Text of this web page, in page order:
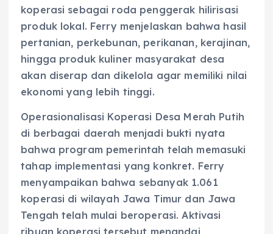
koperasi sebagai roda penggerak hilirisasi
produk lokal. Ferry menjelaskan bahwa hasil
pertanian, perkebunan, perikanan, kerajinan,
hingga produk kuliner masyarakat desa
akan diserap dan dikelola agar memiliki nilai
ekonomi yang lebih tinggi.
Operasionalisasi Koperasi Desa Merah Putih
di berbagai daerah menjadi bukti nyata
bahwa program pemerintah telah memasuki
tahap implementasi yang konkret. Ferry
menyampaikan bahwa sebanyak 1.061
koperasi di wilayah Jawa Timur dan Jawa
Tengah telah mulai beroperasi. Aktivasi
ribuan koperasi tersebut menandai